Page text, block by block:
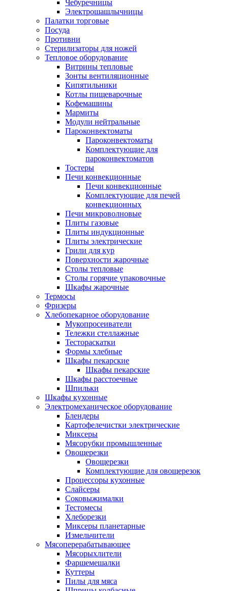
Чебуречницы
Электрошашлычницы
Палатки торговые
Посуда
Противни
Стерилизаторы для ножей
Тепловое оборудование
Витрины тепловые
Зонты вентиляционные
Кипятильники
Котлы пищеварочные
Кофемашины
Мармиты
Модули нейтральные
Пароконвектоматы
Пароконвектоматы
Комплектующие для
пароконвектоматов
Тостеры
Печи конвекционные
Печи конвекционные
Комплектующие для печей
конвекционных
Печи микроволновые
Плиты газовые
Плиты индукционные
Плиты электрические
Грили для кур
Поверхности жарочные
Столы тепловые
Столы горячие упаковочные
Шкафы жарочные
Термосы
Фризеры
Хлебопекарное оборудование
Мукопросеиватели
Тележки стеллажные
Тестораскатки
Формы хлебные
Шкафы пекарские
Шкафы пекарские
Шкафы расстоечные
Шпильки
Шкафы кухонные
Электромеханическое оборудование
Блендеры
Картофелечистки электрические
Миксеры
Мясорубки промышленные
Овощерезки
Овощерезки
Комплектующие для овощерезок
Процессоры кухонные
Слайсеры
Соковыжималки
Тестомесы
Хлеборезки
Миксеры планетарные
Измельчители
Мясоперерабатывающее
Мясорыхлители
Фаршемешалки
Куттеры
Пилы для мяса